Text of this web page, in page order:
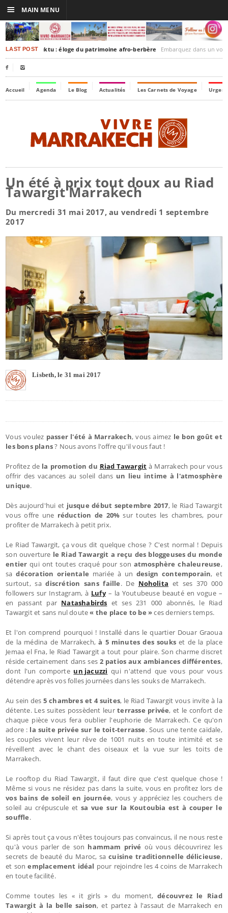
LAST POSTTimbuktu : éloge du patrimoine afro-berbère Embarquez dans un voyage culturel dans le
 
Accueil Agenda Le Blog Actualités Les Carnets de Voyage
Un été à prix tout doux au Riad
Tawargit Marrakech
Du mercredi 31 mai 2017, au vendredi 1 septembre
2017
Lisbeth, le 31 mai 2017
Vous voulez passer l'été à Marrakech, vous aimez le bon goût et
les bons plans? Nous avons l'offre qu'il vous faut !
Profitez de la promotion du Riad Tawargit à Marrakech pour vous
offrir des vacances au soleil dans un lieu intime à l'atmosphère
unique.
Dès aujourd'hui et jusque début septembre 2017, le Riad Tawargit
vous offre une réduction de 20% sur toutes les chambres, pour
profiter de Marrakech à petit prix.
Le Riad Tawargit, ça vous dit quelque chose ? C'est normal ! Depuis
son ouverture le Riad Tawargit a reçu des bloggeuses du monde
entierqui ont toutes craqué pour son atmosphère chaleureuse,
sadécoration orientale mariée à undesign contemporain, et
surtout, sadiscrétion sans faille. De Noholita et ses 370 000
followers sur Instagram, à Lufy– la Youtubeuse beauté en vogue –
en passant par Natashabirds et ses 231 000 abonnés, le Riad
Tawargit et sans nul doute« the place to be »ces derniers temps.
Et l'on comprend pourquoi ! Installé dans le quartier Douar Graoua
de la médina de Marrakech,à 5 minutes des souks et de la place
Jemaa el Fna, le Riad Tawargit a tout pour plaire. Son charme discret
réside certainement dans ses2 patios aux ambiances différentes,
dont l'un comporte un jacuzzi qui n'attend que vous pour vous
détendre après vos folles journées dans les souks de Marrakech.
Au sein des5 chambres et 4 suites, le Riad Tawargit vous invite à la
détente. Les suites possèdent leurterrasse privée, et le confort de
chaque pièce vous fera oublier l'euphorie de Marrakech. Ce qu'on
adore : la suite privée sur le toit-terrasse. Sous une tente caïdale,
les couples vivent leur rêve de 1001 nuits en toute intimité et se
réveillent avec le chant des oiseaux et la vue sur les toits de
Marrakech.
Le rooftop du Riad Tawargit, il faut dire que c'est quelque chose !
Même si vous ne résidez pas dans la suite, vous en profitez lors de
vos bains de soleil en journée, vous y appréciez les couchers de
soleil au crépuscule et sa vue sur la Koutoubia est à couper le
souffle.
Si après tout ça vous n'êtes toujours pas convaincus, il ne nous reste
qu'à vous parler de son hammam privé où vous découvrirez les
secrets de beauté du Maroc, sacuisine traditionnelle délicieuse,
et sonemplacement idéal pour rejoindre les 4 coins de Marrakech
en toute facilité.
Comme toutes les « it girls » du moment,découvrez le Riad
Tawargit à la belle saison, et partez à l'assaut de Marrakech en
☰ MAIN MENU